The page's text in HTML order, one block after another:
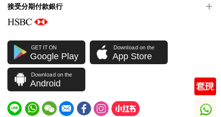
接受分期付款銀行
GET IT ON
Google Play
Download on the
App Store
Download on the
Android